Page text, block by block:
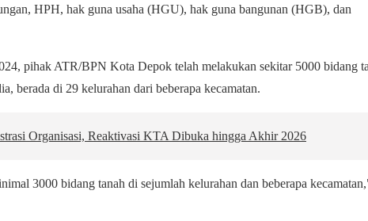
HPH, hak guna usaha (HGU), hak guna bangunan (HGB), dan
pihak ATR/BPN Kota Depok telah melakukan sekitar 5000 bidang
berada di 29 kelurahan dari beberapa kecamatan.
Organisasi, Reaktivasi KTA Dibuka hingga Akhir 2026
3000 bidang tanah di sejumlah kelurahan dan beberapa